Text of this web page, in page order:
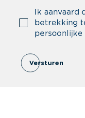
Ik aanvaard
betrekking
persoonlijke
Versturen